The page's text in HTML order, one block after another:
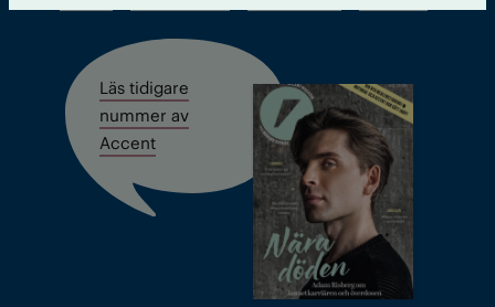
Läs tidigare
nummer av
Accent